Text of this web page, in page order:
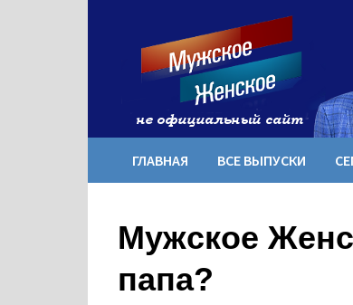
содержимому
ГЛАВНАЯ ВСЕ ВЫПУСКИ
Мужское
папа?